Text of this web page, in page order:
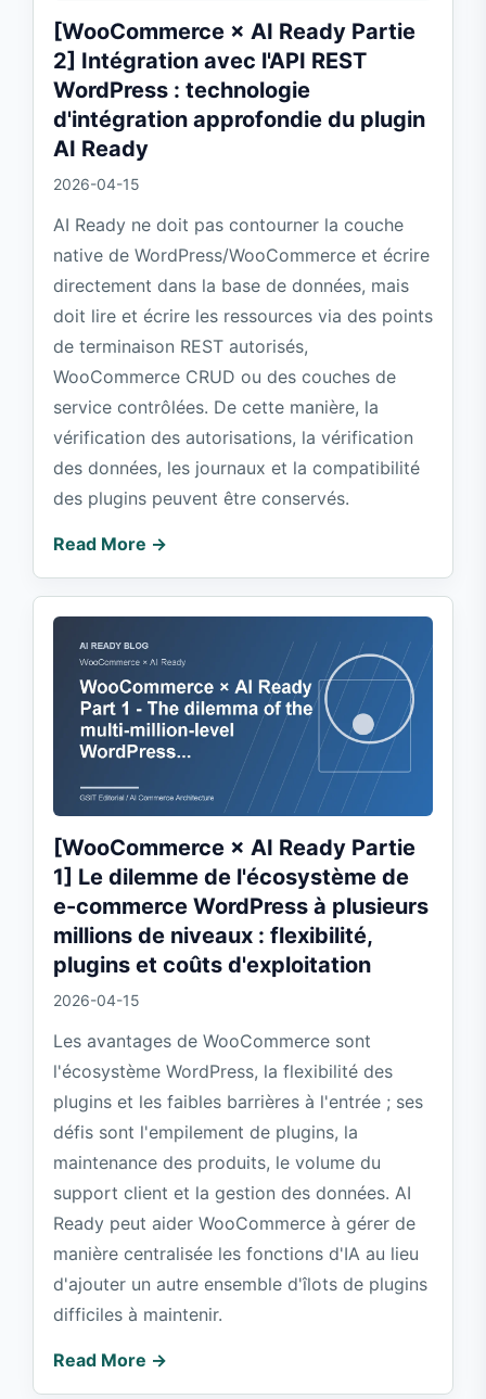
[WooCommerce × AI Ready Partie
2] Intégration avec l'API REST
WordPress : technologie
d'intégration approfondie du plugin
AI Ready
2026-04-15
AI Ready ne doit pas contourner la couche
native de WordPress/WooCommerce et écrire
directement dans la base de données, mais
doit lire et écrire les ressources via des points
de terminaison REST autorisés,
WooCommerce CRUD ou des couches de
service contrôlées. De cette manière, la
vérification des autorisations, la vérification
des données, les journaux et la compatibilité
des plugins peuvent être conservés.
Read More →
[WooCommerce × AI Ready Partie
1] Le dilemme de l'écosystème de
e-commerce WordPress à plusieurs
millions de niveaux : flexibilité,
plugins et coûts d'exploitation
2026-04-15
Les avantages de WooCommerce sont
l'écosystème WordPress, la flexibilité des
plugins et les faibles barrières à l'entrée ; ses
défis sont l'empilement de plugins, la
maintenance des produits, le volume du
support client et la gestion des données. AI
Ready peut aider WooCommerce à gérer de
manière centralisée les fonctions d'IA au lieu
d'ajouter un autre ensemble d'îlots de plugins
difficiles à maintenir.
Read More →